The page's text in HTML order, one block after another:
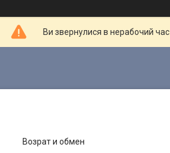
Ви звернулися в нерабочий час
Возрат и обмен